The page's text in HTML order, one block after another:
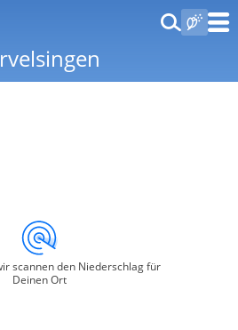
scannen den Niederschlag für
Deinen Ort